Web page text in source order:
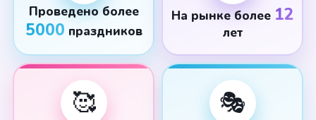
Проведено более
5000 праздников
На рынке более 12
лет
🥰 🎭